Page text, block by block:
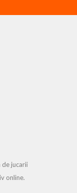
de jucarii
online.